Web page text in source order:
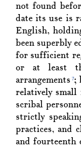
not found
date its use is
English,
been superbly
for sufficient
or at least
arrangements 7;
relatively
scribal
strictly
practices, and
and fourteenth